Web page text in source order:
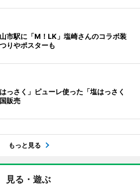
市駅に「M！LK」塩崎さんのコラボ装
りやポスターも
はっさく」ピューレ使った「塩はっさく
販売
もっと見る
見る・遊ぶ